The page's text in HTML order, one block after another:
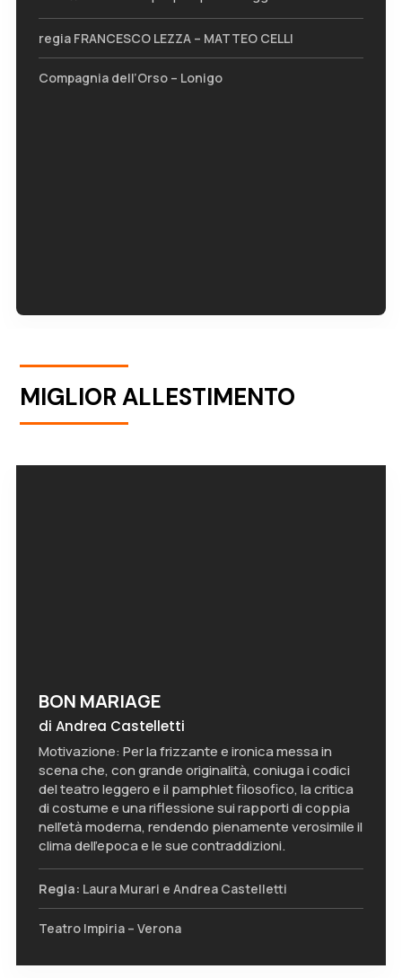
regia FRANCESCO LEZZA – MATTEO CELLI
Compagnia dell’Orso – Lonigo
MIGLIOR ALLESTIMENTO
BON MARIAGE
di Andrea Castelletti
Motivazione: Per la frizzante e ironica messa in
scena che, con grande originalità, coniuga i codici
del teatro leggero e il pamphlet filosofico, la critica
di costume e una riflessione sui rapporti di coppia
nell’età moderna, rendendo pienamente verosimile il
clima dell’epoca e le sue contraddizioni.
Regia: Laura Murari e Andrea Castelletti
Teatro Impiria – Verona